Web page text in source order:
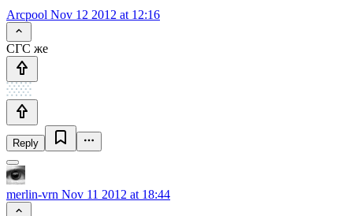
Arcpool Nov 12 2012 at 12:16
СГС же
Reply
merlin-vrn Nov 11 2012 at 18:44